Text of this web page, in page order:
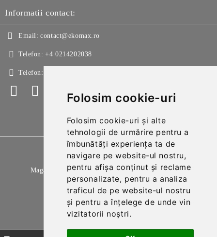
Folosim cookie-uri
Folosim cookie-uri și alte
tehnologii de urmărire pentru a
îmbunătăți experiența ta de
navigare pe website-ul nostru,
pentru afișa conținut și reclame
personalizate, pentru a analiza
traficul de pe website-ul nostru
și pentru a înțelege de unde vin
vizitatorii noștri.
Informatii contact:
Email: contact@ekomax.ro
Telefon: +4 0214202038
Telefon:
Magazinul nostru respecta 100% prevederile GDPR.
Citeste politica de confidentialitate
Informatiile mele personale